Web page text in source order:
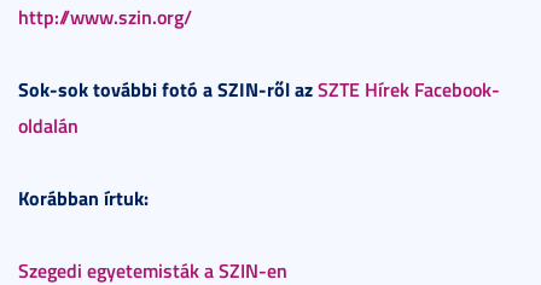
http://www.szin.org/
Sok-sok további fotó a SZIN-ről azSZTE Hírek Facebook-
oldalán
Korábban írtuk:
Szegedi egyetemisták a SZIN-en